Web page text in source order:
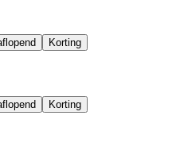
Korting
Korting